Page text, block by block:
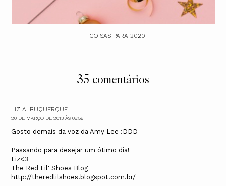
COISAS PARA 2020
35 comentários
LIZ ALBUQUERQUE
20 DE MARÇO DE 2013 ÀS 08:56
Gosto demais da voz da Amy Lee :DDD
Passando para desejar um ótimo dia!
Liz<3
The Red Lil' Shoes Blog
http://theredlilshoes.blogspot.com.br/